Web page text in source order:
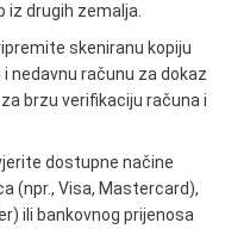
drugih zemalja.
skeniranu kopiju
nedavnu računu za dokaz
brzu verifikaciju računa i
dostupne načine
(npr., Visa, Mastercard),
ili bankovnog prijenosa